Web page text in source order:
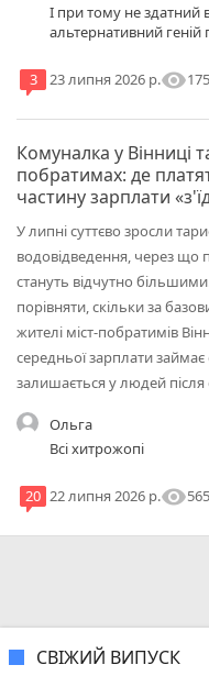
І при тому не здатний
альтернативний геній
3 23 липня 2026 р.visibility
Комуналка у Вінниці
побратимах: де
частину зарплати
У липні суттєво зросли
водовідведення, через що
стануть відчутно
порівняти, скільки за
жителі міст-побратимів
середньої зарплати
залишається у людей після
Ольга
Всі хитрожопі
20 22 липня 2026 р.visibility565
СВІЖИЙ ВИПУСК